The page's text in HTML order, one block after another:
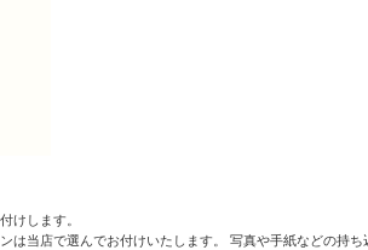
けします。
は当店で選んでお付けいたします。 写真や手紙などの持ち